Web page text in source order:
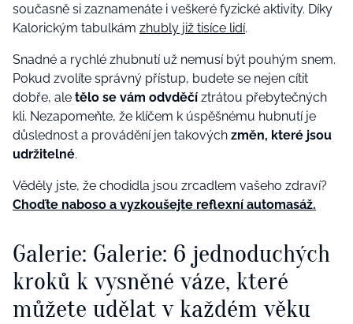
současně si zaznamenáte i veškeré fyzické aktivity. Díky
Kalorickým tabulkám zhubly již tisíce lidí.
Snadné a rychlé zhubnutí už nemusí být pouhým snem.
Pokud zvolíte správný přístup, budete se nejen cítit
dobře, ale tělo se vám odvděčí ztrátou přebytečných
kli. Nezapomeňte, že klíčem k úspěšnému hubnutí je
důslednost a provádění jen takových změn, které jsou
udržitelné.
Věděly jste, že chodidla jsou zrcadlem vašeho zdraví?
Choďte naboso a vyzkoušejte reflexní automasáž.
Galerie: Galerie: 6 jednoduchých
kroků k vysněné váze, které
můžete udělat v každém věku